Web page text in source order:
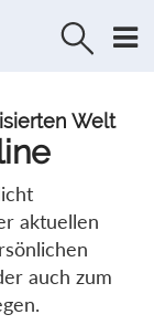
Welt
aktuellen
auch zum